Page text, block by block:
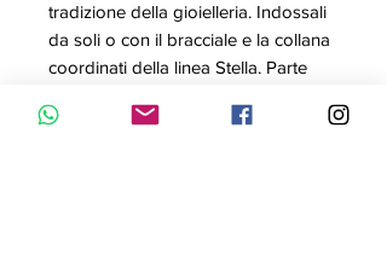
tradizione della gioielleria. Indossali
da soli o con il bracciale e la collana
coordinati della linea Stella. Parte
cerchio sono firmati dalla Direttrice